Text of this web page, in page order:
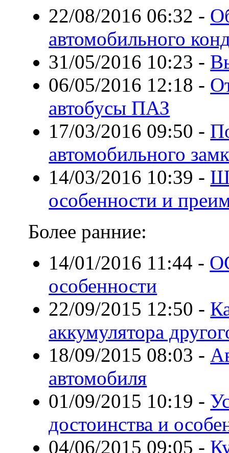
22/08/2016 06:32 -
автомобильного
31/05/2016 10:23 -
06/05/2016 12:18 -
автобусы ПАЗ
17/03/2016 09:50 -
автомобильного
14/03/2016 10:39 -
особенности и
Более ранние:
14/01/2016 11:44 -
особенности
22/09/2015 12:50 -
аккумулятора
18/09/2015 08:03 -
автомобиля
01/09/2015 10:19 -
достоинства и
04/06/2015 09:05 -